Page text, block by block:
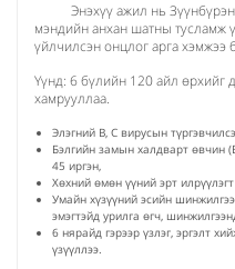
Энэхүү ажил нь Зүүнбүрэн
мэндийн анхан шатны тусламж
үйлчилсэн онцлог арга хэмжээ
Үүнд: 6 бүлийн 120 айл өрхийг
хамрууллаа.
Элэгний В, С вирусын
Бэлгийн замын халдварт өвчин
45 иргэн,
Хөхний өмөн үүний эрт
Умайн хүзүүний эсийн
эмэгтэйд урилга өгч,
6 нярайд гэрээр үзлэг, эргэлт
үзүүллээ.